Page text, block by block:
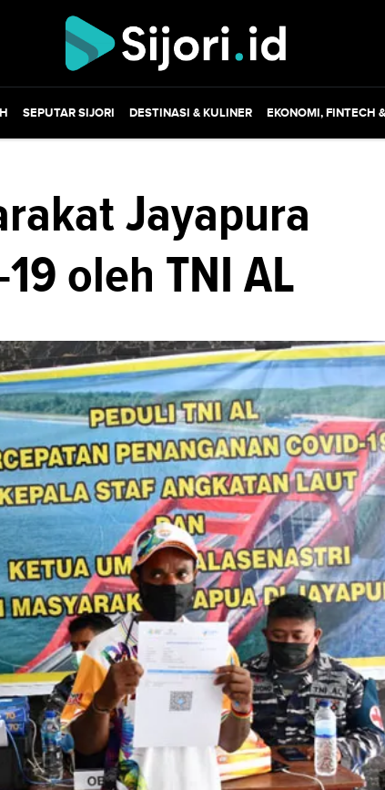
SEPUTAR SIJORI DESTINASI & KULINER EKONOMI, FINTECH
Jayapura
oleh TNI AL